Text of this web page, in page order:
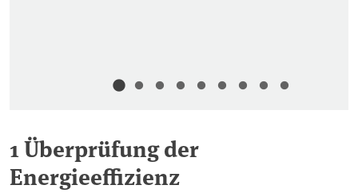
1 Überprüfung der
Energieeffizienz